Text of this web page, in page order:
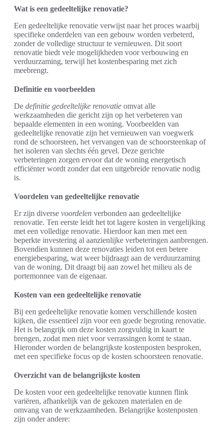
Wat is een gedeeltelijke renovatie?
Een gedeeltelijke renovatie verwijst naar het proces waarbij
specifieke onderdelen van een gebouw worden verbeterd,
zonder de volledige structuur te vernieuwen. Dit soort
renovatie biedt vele mogelijkheden voor verbouwing en
verduurzaming, terwijl het kostenbesparing met zich
meebrengt.
Definitie en voorbeelden
De definitie gedeeltelijke renovatie omvat alle
werkzaamheden die gericht zijn op het verbeteren van
bepaalde elementen in een woning. Voorbeelden van
gedeeltelijke renovatie zijn het vernieuwen van voegwerk
rond de schoorsteen, het vervangen van de schoorsteenkap of
het isoleren van slechts één gevel. Deze gerichte
verbeteringen zorgen ervoor dat de woning energetisch
efficiënter wordt zonder dat een uitgebreide renovatie nodig
is.
Voordelen van gedeeltelijke renovatie
Er zijn diverse voordelen verbonden aan gedeeltelijke
renovatie. Ten eerste leidt het tot lagere kosten in vergelijking
met een volledige renovatie. Hierdoor kan men met een
beperkte investering al aanzienlijke verbeteringen aanbrengen.
Bovendien kunnen deze renovaties leiden tot een betere
energiebesparing, wat weer bijdraagt aan de verduurzaming
van de woning. Dit draagt bij aan zowel het milieu als de
portemonnee van de eigenaar.
Kosten van een gedeeltelijke renovatie
Bij een gedeeltelijke renovatie komen verschillende kosten
kijken, die essentieel zijn voor een goede begroting renovatie.
Het is belangrijk om deze kosten zorgvuldig in kaart te
brengen, zodat men niet voor verrassingen komt te staan.
Hieronder worden de belangrijkste kostenposten besproken,
met een specifieke focus op de kosten schoorsteen renovatie.
Overzicht van de belangrijkste kosten
De kosten voor een gedeeltelijke renovatie kunnen flink
variëren, afhankelijk van de gekozen materialen en de
omvang van de werkzaamheden. Belangrijke kostenposten
zijn onder andere: